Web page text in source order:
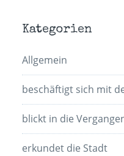
Kategorien
Allgemein
beschäftigt sich mit
blickt in die
erkundet die Stadt